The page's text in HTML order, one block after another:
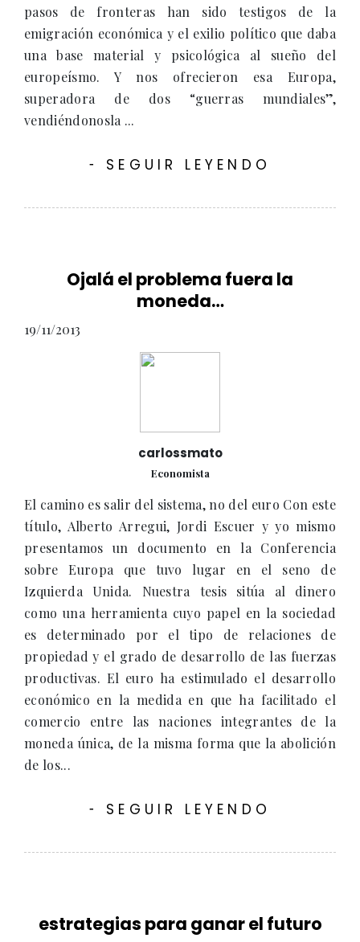
pasos de fronteras han sido testigos de la
emigración económica y el exilio político que daba
una base material y psicológica al sueño del
europeísmo. Y nos ofrecieron esa Europa,
superadora de dos “guerras mundiales”,
vendiéndonosla ...
- SEGUIR LEYENDO
Ojalá el problema fuera la
moneda…
19/11/2013
carlossmato
Economista
El camino es salir del sistema, no del euro Con este
título, Alberto Arregui, Jordi Escuer y yo mismo
presentamos un documento en la Conferencia
sobre Europa que tuvo lugar en el seno de
Izquierda Unida. Nuestra tesis sitúa al dinero
como una herramienta cuyo papel en la sociedad
es determinado por el tipo de relaciones de
propiedad y el grado de desarrollo de las fuerzas
productivas. El euro ha estimulado el desarrollo
económico en la medida en que ha facilitado el
comercio entre las naciones integrantes de la
moneda única, de la misma forma que la abolición
de los...
- SEGUIR LEYENDO
estrategias para ganar el futuro